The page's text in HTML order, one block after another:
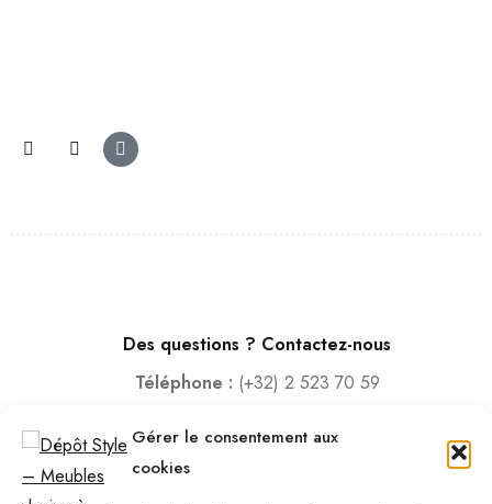
Gérer le consentement aux
cookies
Des questions ? Contactez-nous
Téléphone : (+32) 2 523 70 59
Adresse : Rue des Deux Gares 6, 1070 Bruxelles